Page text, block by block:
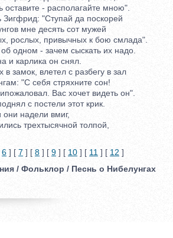
- располагайте мною".
"Ступай да поскорей
мне десять сот мужей
рослых, привычных к бою смлада".
одном - зачем сыскать их надо.
и карлика он снял.
замок, влетел с разбегу в зал
"С себя стряхните сон!
Вас хочет видеть он".
с постели этот крик.
надели вмиг,
трехтысячной толпой,
6 ] [ 7 ] [ 8 ] [ 9 ] [ 10 ] [ 11 ] [ 12 ]
/ Фольклор / Песнь о Нибелунгах